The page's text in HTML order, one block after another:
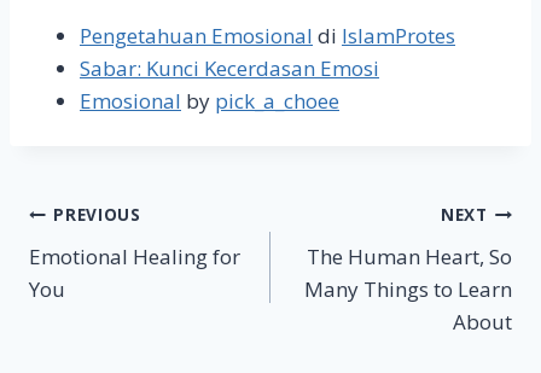
Pengetahuan Emosional di IslamProtes
Sabar: Kunci Kecerdasan Emosi
Emosional by pick_a_choee
Post
navigation
PREVIOUS
Emotional Healing for
You
NEXT
The Human Heart, So
Many Things to Learn
About